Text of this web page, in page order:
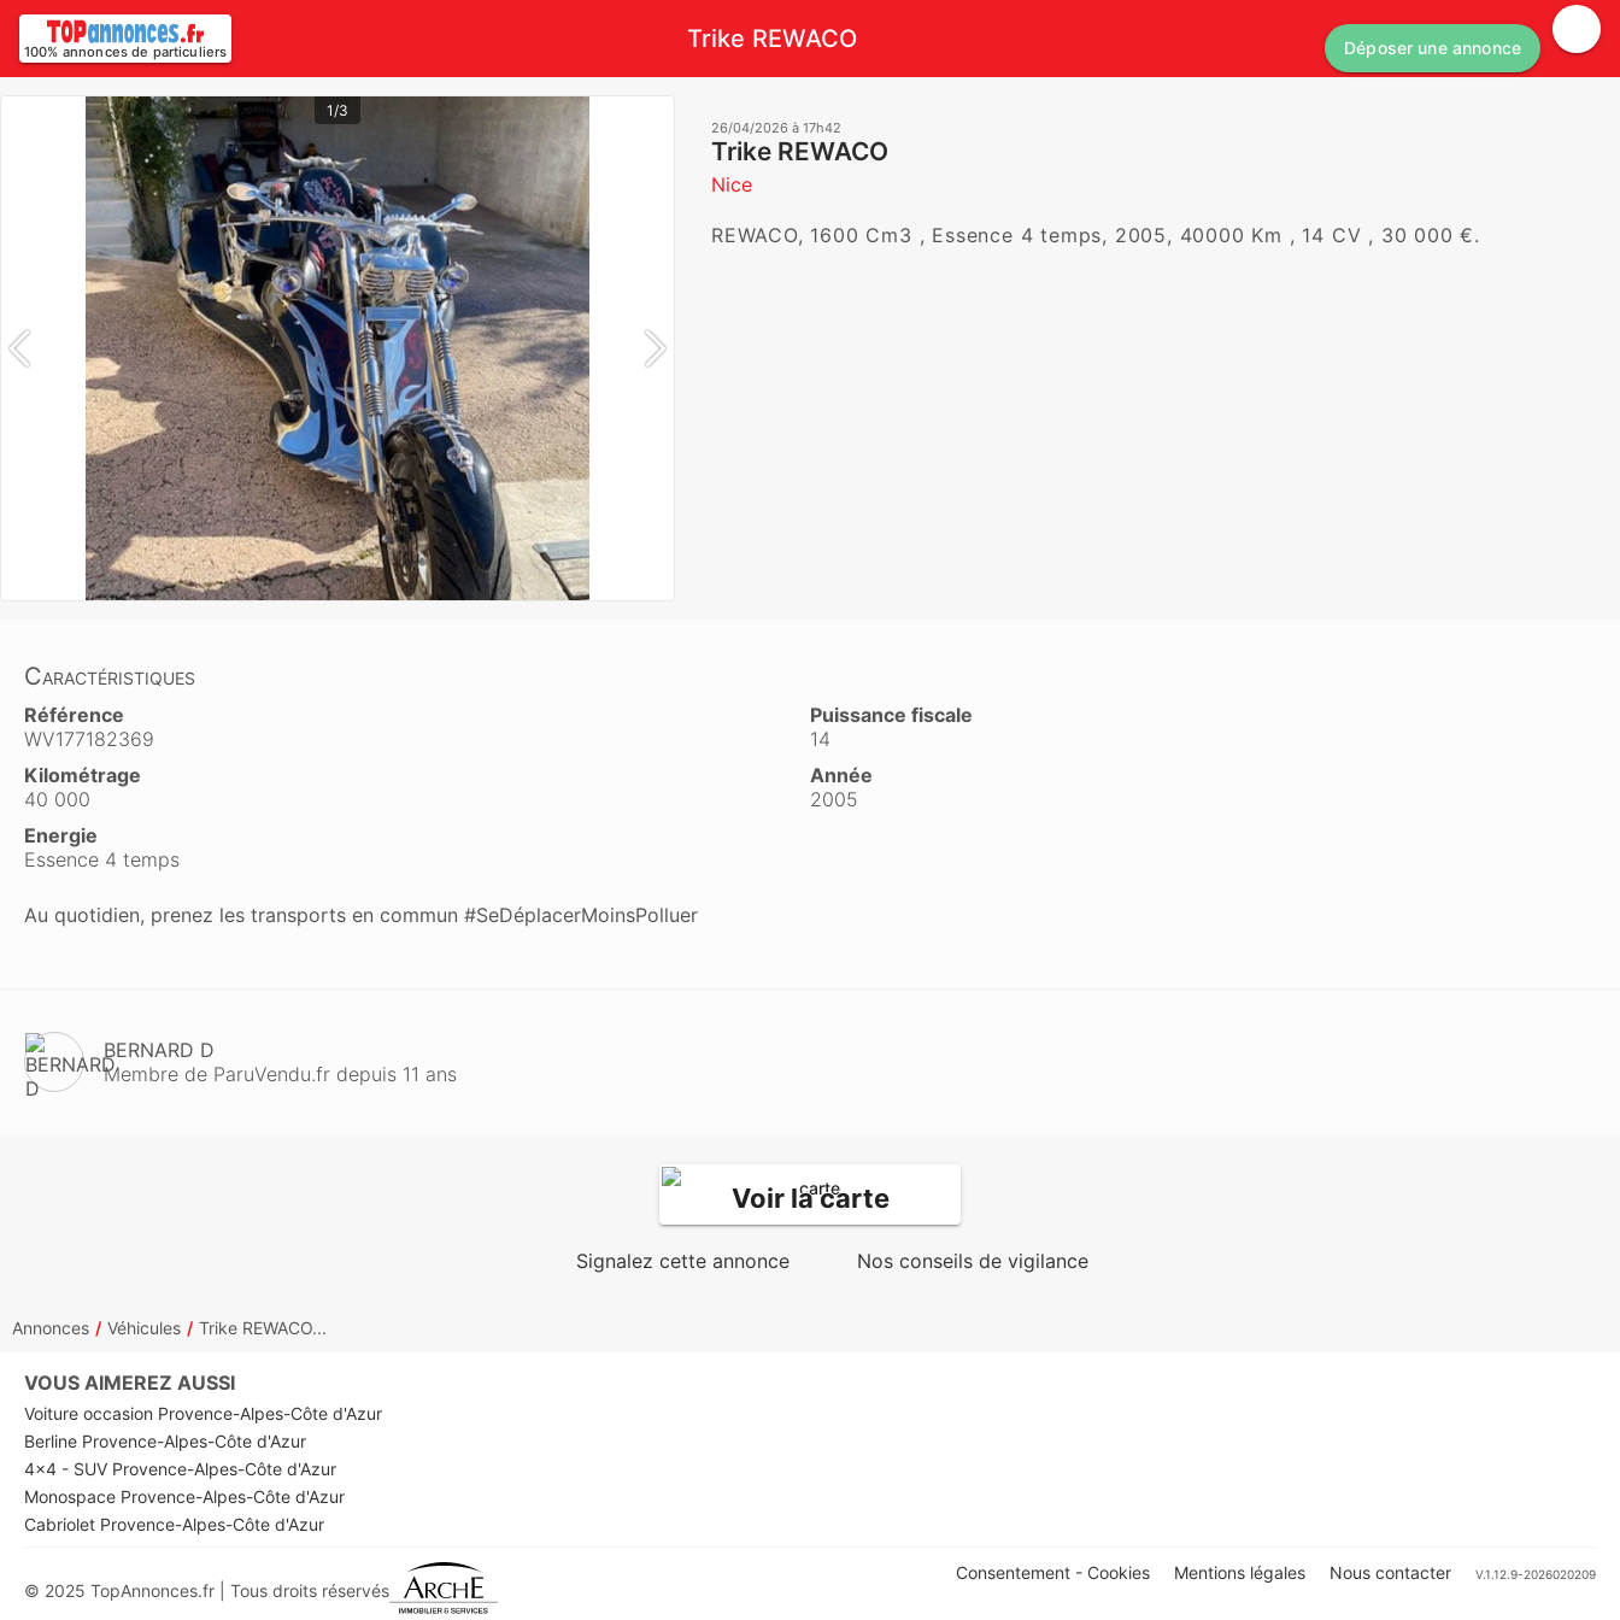
100% annonces de particuliers Trike REWACO Déposer une annonce
1/3
26/04/2026 à 17h42
Trike REWACO
Nice
REWACO, 1600 Cm3 , Essence 4 temps, 2005, 40000 Km , 14 CV , 30 000 €.
Caractéristiques
Référence
WV177182369
Puissance fiscale
14
Kilométrage
40 000
Année
2005
Energie
Essence 4 temps
Au quotidien, prenez les transports en commun #SeDéplacerMoinsPolluer
BERNARD D
Membre de ParuVendu.fr depuis 11 ans
Voir la carte
Signalez cette annonce Nos conseils de vigilance
Annonces Véhicules Trike REWACO...
VOUS AIMEREZ AUSSI
Voiture occasion Provence-Alpes-Côte d'Azur
Berline Provence-Alpes-Côte d'Azur
4x4 - SUV Provence-Alpes-Côte d'Azur
Monospace Provence-Alpes-Côte d'Azur
Cabriolet Provence-Alpes-Côte d'Azur
© 2025 TopAnnonces.fr | Tous droits réservés
Consentement - Cookies Mentions légales Nous contacter V.1.12.9-2026020209